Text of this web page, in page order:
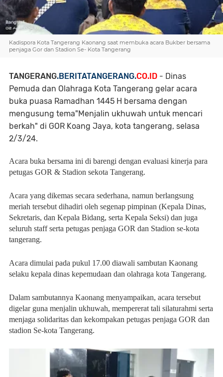
Kadispora Kota Tangerang Kaonang saat membuka acara Bukber bersama
penjaga Gor dan Stadion Se- Kota Tangerang
TANGERANG.BERITATANGERANG.CO.ID - Dinas
Pemuda dan Olahraga Kota Tangerang gelar acara
buka puasa Ramadhan 1445 H bersama dengan
mengusung tema"Menjalin ukhuwah untuk mencari
berkah" di GOR Koang Jaya, kota tangerang, selasa
2/3/24.
Acara buka bersama ini di barengi dengan evaluasi kinerja para
petugas GOR & Stadion sekota Tangerang.
Acara yang dikemas secara sederhana, namun berlangsung
meriah tersebut dihadiri oleh segenap pimpinan (Kepala Dinas,
Sekretaris, dan Kepala Bidang, serta Kepala Seksi) dan juga
seluruh staff serta petugas penjaga GOR dan Stadion se-kota
tangerang.
Acara dimulai pada pukul 17.00 diawali sambutan Kaonang
selaku kepala dinas kepemudaan dan olahraga kota Tangerang.
Dalam sambutannya Kaonang menyampaikan, acara tersebut
digelar guna menjalin ukhuwah, mempererat tali silaturahmi serta
menjaga solidaritas dan kekompakan petugas penjaga GOR dan
stadion Se-kota Tangerang.